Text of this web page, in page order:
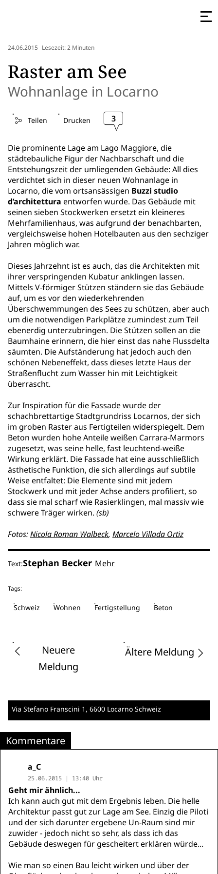
24.06.2015 Lesezeit: 2 Minuten
Raster am See
Wohnanlage in Locarno
Teilen Drucken 3
Die prominente Lage am Lago Maggiore, die
städtebauliche Figur der Nachbarschaft und die
Entstehungszeit der umliegenden Gebäude: All dies
verdichtet sich in dieser neuen Wohnanlage in
Locarno, die vom ortsansässigen Buzzi studio
d’architettura entworfen wurde. Das Gebäude mit
seinen sieben Stockwerken ersetzt ein kleineres
Mehrfamilienhaus, was aufgrund der benachbarten,
vergleichsweise hohen Hotelbauten aus den sechziger
Jahren möglich war.
Dieses Jahrzehnt ist es auch, das die Architekten mit
ihrer verspringenden Kubatur anklingen lassen.
Mittels V-förmiger Stützen ständern sie das Gebäude
auf, um es vor den wiederkehrenden
Überschwemmungen des Sees zu schützen, aber auch
um die notwendigen Parkplätze zumindest zum Teil
ebenerdig unterzubringen. Die Stützen sollen an die
Baumhaine erinnern, die hier einst das nahe Flussdelta
säumten. Die Aufständerung hat jedoch auch den
schönen Nebeneffekt, dass dieses letzte Haus der
Straßenflucht zum Wasser hin mit Leichtigkeit
überrascht.
Zur Inspiration für die Fassade wurde der
schachbrettartige Stadtgrundriss Locarnos, der sich
im groben Raster aus Fertigteilen widerspiegelt. Dem
Beton wurden hohe Anteile weißen Carrara-Marmors
zugesetzt, was seine helle, fast leuchtend-weiße
Wirkung erklärt. Die Fassade hat eine ausschließlich
ästhetische Funktion, die sich allerdings auf subtile
Weise entfaltet: Die Elemente sind mit jedem
Stockwerk und mit jeder Achse anders profiliert, so
dass sie mal scharf wie Rasierklingen, mal massiv wie
schwere Träger wirken. (sb)
Fotos:Nicola Roman Walbeck, Marcelo Villada Ortiz
Text:Stephan Becker Mehr
Tags:
Schweiz Wohnen Fertigstellung Beton
Neuere
Meldung
Ältere Meldung
Via Stefano Franscini 1 , 6600 Locarno Schweiz
Kommentare
a_C
25.06.2015 | 13:40 Uhr
Geht mir ähnlich...
Ich kann auch gut mit dem Ergebnis leben. Die helle
Architektur passt gut zur Lage am See. Einzig die Piloti
und der sich darunter ergebene Un-Raum sind mir
zuwider - jedoch nicht so sehr, als dass ich das
Gebäude deswegen für gescheitert erklären würde...
Wie man so einen Bau leicht wirken und über der